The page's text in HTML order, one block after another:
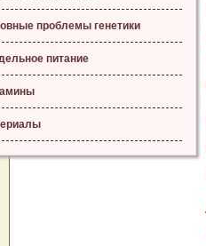
проблемы генетики
питание